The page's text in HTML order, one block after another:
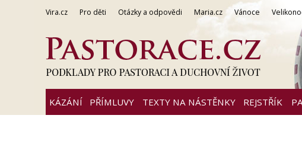
Vira.cz Pro děti Otázky a odpovědi Maria.cz Vánoce
KÁZÁNÍ PŘÍMLUVY TEXTY NA NÁSTĚNKY REJSTŘÍK